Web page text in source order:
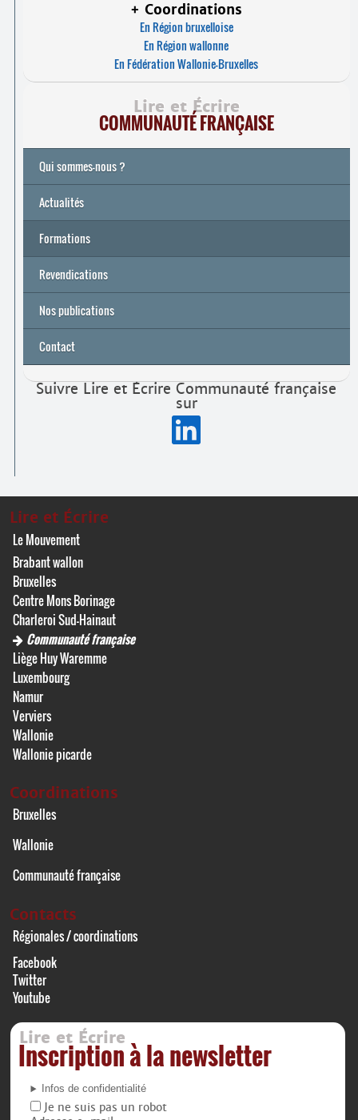
+ Coordinations
En Région bruxelloise
En Région wallonne
En Fédération Wallonie-Bruxelles
Lire et Écrire
COMMUNAUTÉ FRANÇAISE
Qui sommes-nous ?
Actualités
Formations
Archives
Université de printemps 2026
Revendications
Nos publications
Contact
Suivre Lire et Écrire Communauté française
sur
Lire et Écrire
Le Mouvement
Brabant wallon
Bruxelles
Centre Mons Borinage
Charleroi Sud-Hainaut
Communauté française
Liège Huy Waremme
Luxembourg
Namur
Verviers
Wallonie
Wallonie picarde
Coordinations
Bruxelles
Wallonie
Communauté française
Contacts
Régionales / coordinations
Facebook
Twitter
Youtube
Lire et Écrire
Inscription à la newsletter
Infos de confidentialité
Je ne suis pas un robot